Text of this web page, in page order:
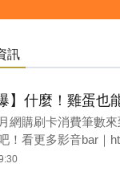
訊
】什麼！雞蛋
網購刷卡消費筆數
！看更多影音bar｜